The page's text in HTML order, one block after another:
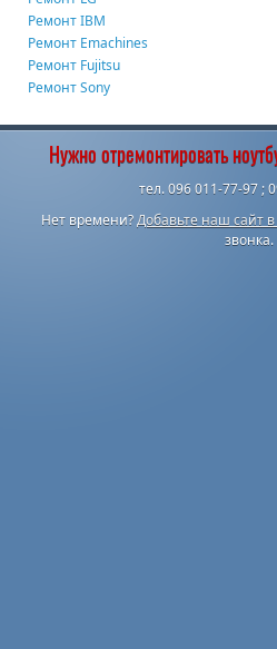
Ремонт IBM
Ремонт Emachines
Ремонт Fujitsu
Ремонт Sony
Нужно отремонтировать
тел. 096 011-77-97 ;
Нет времени?Добавьте наш сайт в
звонка.